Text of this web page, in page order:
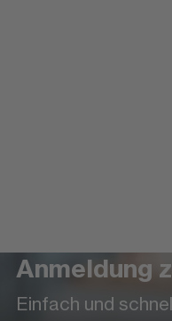
Anmeldung
Einfach und
Mehr über die